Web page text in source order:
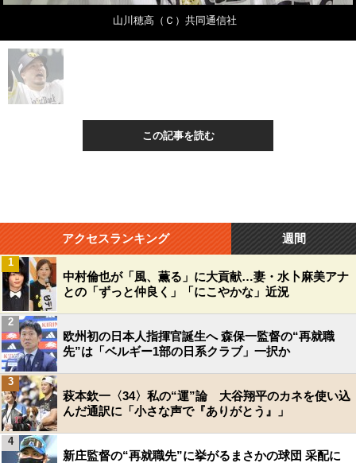
山川穂高（Ｃ）共同通信社
この記事を読む
アクセスランキング 週間
中村倫也が「風、薫る」に大貢献…妻・水卜麻美アナ
との「ずっと仲良く」「にこやかな」近況
1
欧州初の日本人指揮官誕生へ 森保一監督の“再就職
先”は「ベルギー1部の日系クラブ」一択か
2
萩本欽一〈34〉私の“運”論 大谷翔平のカネを使い込
んだ通訳に「小さな声で『ありがとう』」
3
新庄監督の“再就職先”に挙がるまさかの球団 采配に
4